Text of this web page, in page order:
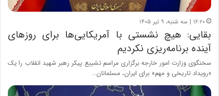
۱۶:۲۰ | سه شنبه، ۹ تیر ۱۴۰۵
بقایی: هیچ نشستی با آمریکایی‌ها برای روزهای
آینده برنامه‌ریزی نکردیم
سخنگوی وزارت امور خارجه برگزاری مراسم تشییع پیکر رهبر شهید انقلاب را یک
«رویداد تاریخی و مهم» برای ایران، مسلمانان…